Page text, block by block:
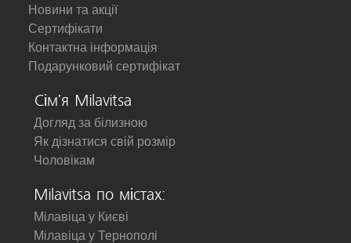
Новини та акції
Сертифікати
Контактна інформація
Подарунковий сертифікат
Сім'я Milavitsa
Догляд за білизною
Як дізнатися свій розмір
Чоловікам
Milavitsa по містах:
Мілавіца у Києві
Мілавіца у Тернополі